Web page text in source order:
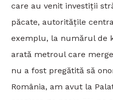
care au venit investiții
păcate, autoritățile
exemplu, la numărul de
arată metroul care
nu a fost pregătită să
România, am avut la